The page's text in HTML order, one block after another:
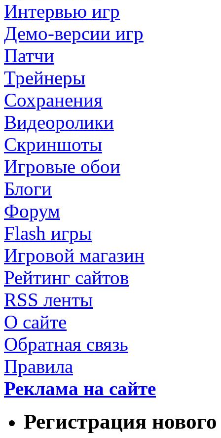
Интервью игр
Демо-версии игр
Патчи
Трейнеры
Сохранения
Видеоролики
Скриншоты
Игровые обои
Блоги
Форум
Flash игры
Игровой магазин
Рейтинг сайтов
RSS ленты
О сайте
Обратная связь
Правила
Реклама на сайте
Регистрация